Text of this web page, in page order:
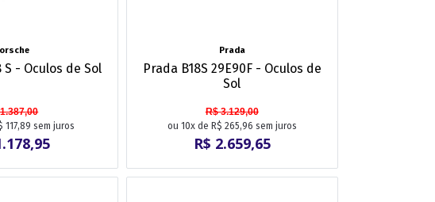
S - Oculos de Sol
117,89 sem juros
Prada
Prada B18S 29E90F - Oculos de
Sol
R$ 3.129,00
ou 10x de R$ 265,96 sem juros
R$ 2.659,65